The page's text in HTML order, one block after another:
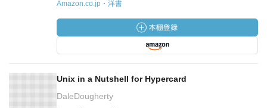
Amazon.co.jp・洋書
Unix in a Nutshell for Hypercard
DaleDougherty